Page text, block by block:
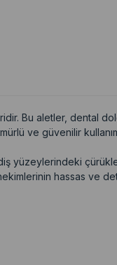
Bu aletler, dental
ve güvenilir
yüzeylerindeki
hassas ve